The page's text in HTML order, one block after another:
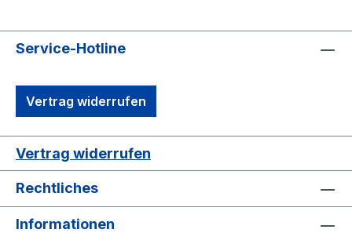
Service-Hotline
Vertrag widerrufen
Vertrag widerrufen
Rechtliches
Informationen